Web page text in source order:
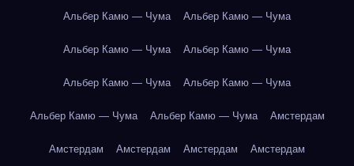
Альбер Камю — Чума Альбер Камю — Чума
Альбер Камю — Чума Альбер Камю — Чума
Альбер Камю — Чума Альбер Камю — Чума
Альбер Камю — Чума Альбер Камю — Чума Амстердам
Амстердам Амстердам Амстердам Амстердам